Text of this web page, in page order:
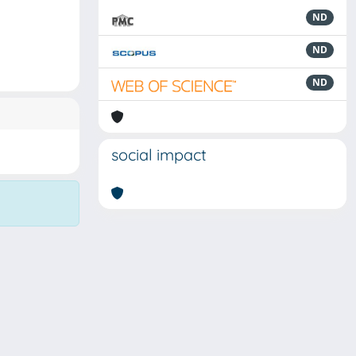
ND
ND
ND
social impact